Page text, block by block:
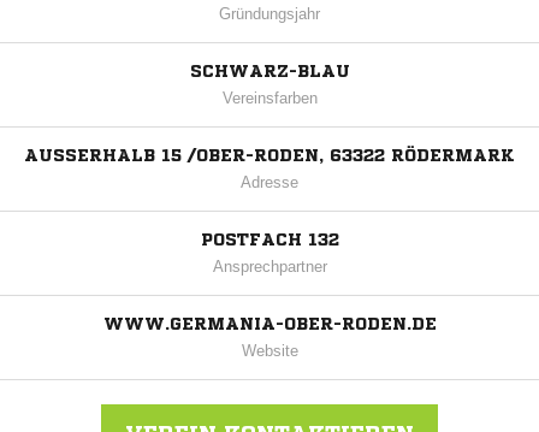
Gründungsjahr
SCHWARZ-BLAU
Vereinsfarben
AUSSERHALB 15 /OBER-RODEN, 63322 RÖDERMARK
Adresse
POSTFACH 132
Ansprechpartner
WWW.GERMANIA-OBER-RODEN.DE
Website